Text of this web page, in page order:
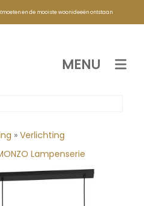
en de mooiste woonideeën ontstaan
MENU
» Verlichting
Lampenserie